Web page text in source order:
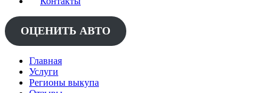
ОЦЕНИТЬ АВТО
Главная
Услуги
Регионы выкупа